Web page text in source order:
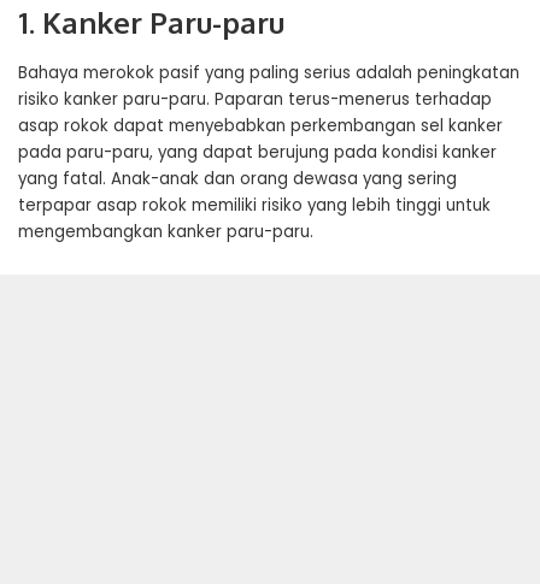
1. Kanker Paru-paru
Bahaya merokok pasif yang paling serius adalah peningkatan
risiko kanker paru-paru. Paparan terus-menerus terhadap
asap rokok dapat menyebabkan perkembangan sel kanker
pada paru-paru, yang dapat berujung pada kondisi kanker
yang fatal. Anak-anak dan orang dewasa yang sering
terpapar asap rokok memiliki risiko yang lebih tinggi untuk
mengembangkan kanker paru-paru.